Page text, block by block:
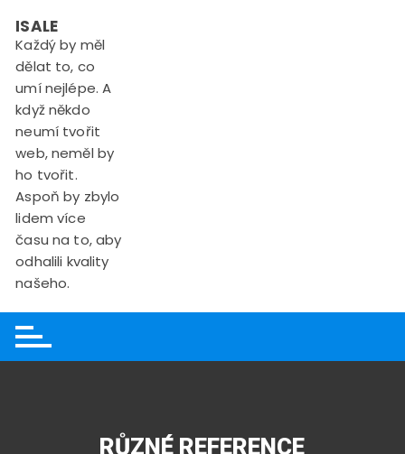
content
ISALE
Každý by měl
dělat to, co
umí nejlépe. A
když někdo
neumí tvořit
web, neměl by
ho tvořit.
Aspoň by zbylo
lidem více
času na to, aby
odhalili kvality
našeho.
RŮZNÉ REFERENCE